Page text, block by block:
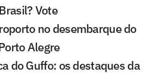
Vote
no desembarque do
Alegre
do Guffo: os destaques da